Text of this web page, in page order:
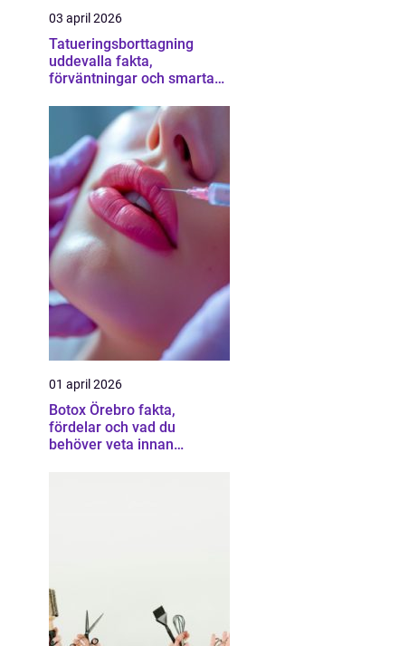
03 april 2026
Tatueringsborttagning
uddevalla fakta,
förväntningar och smarta
01 april 2026
Botox Örebro fakta,
fördelar och vad du
behöver veta innan